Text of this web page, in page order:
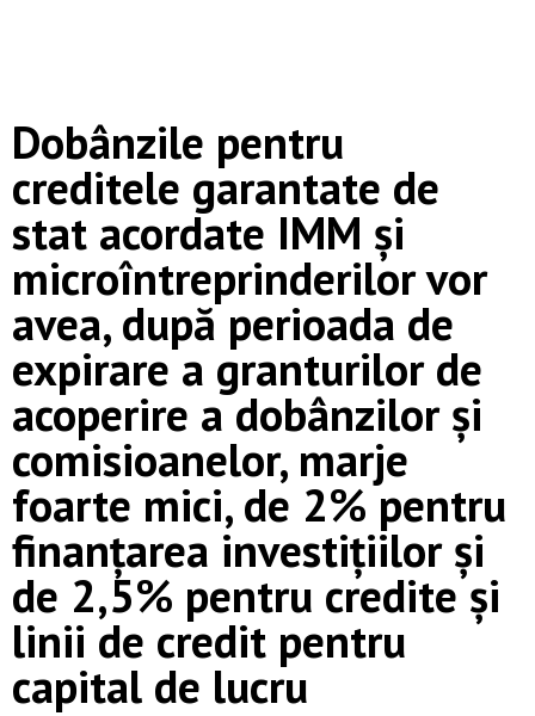
Dobânzile pentru
creditele garantate de
stat acordate IMM și
microîntreprinderilor vor
avea, după perioada de
expirare a granturilor de
acoperire a dobânzilor și
comisioanelor, marje
foarte mici, de 2% pentru
finanțarea investițiilor și
de 2,5% pentru credite și
linii de credit pentru
capital de lucru